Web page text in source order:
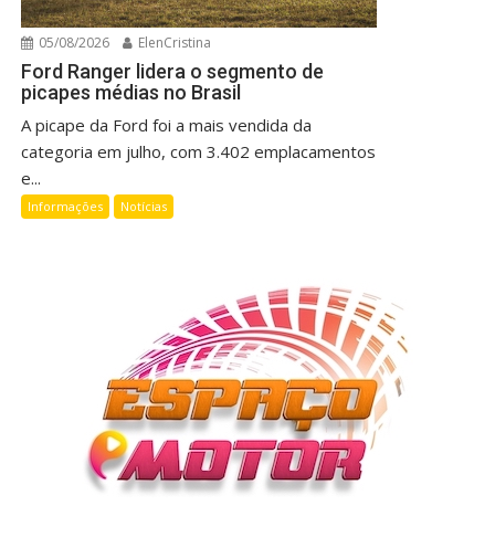
05/08/2026 ElenCristina
Ford Ranger lidera o segmento de
picapes médias no Brasil
A picape da Ford foi a mais vendida da
categoria em julho, com 3.402 emplacamentos
e...
Informações Notícias